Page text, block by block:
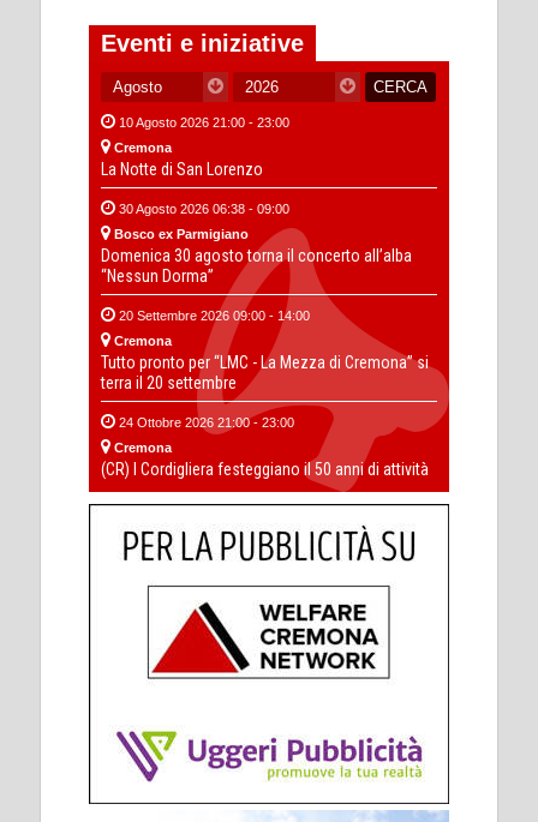
Eventi e iniziative
10 Agosto 2026 21:00 - 23:00
Cremona
La Notte di San Lorenzo
30 Agosto 2026 06:38 - 09:00
Bosco ex Parmigiano
Domenica 30 agosto torna il concerto all’alba
“Nessun Dorma”
20 Settembre 2026 09:00 - 14:00
Cremona
Tutto pronto per “LMC - La Mezza di Cremona” si
terra il 20 settembre
24 Ottobre 2026 21:00 - 23:00
Cremona
(CR) I Cordigliera festeggiano il 50 anni di attività